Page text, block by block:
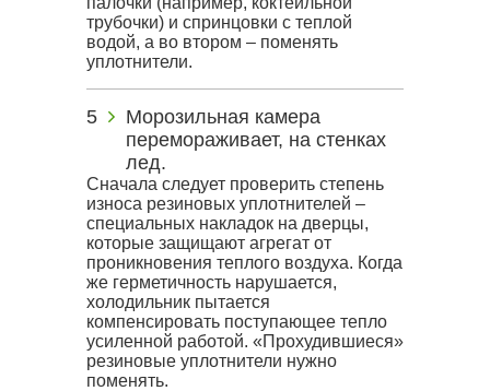
трубочки) и спринцовки с теплой
водой, а во втором – поменять
уплотнители.
Морозильная камера
перемораживает, на стенках
лед.
Сначала следует проверить степень
износа резиновых уплотнителей –
специальных накладок на дверцы,
которые защищают агрегат от
проникновения теплого воздуха. Когда
же герметичность нарушается,
холодильник пытается
компенсировать поступающее тепло
усиленной работой. «Прохудившиеся»
резиновые уплотнители нужно
поменять.